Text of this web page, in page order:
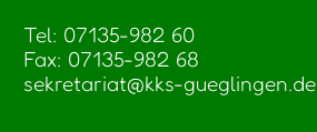
Tel: 07135-982 60
Fax: 07135-982 68
sekretariat@kks-gueglingen.de